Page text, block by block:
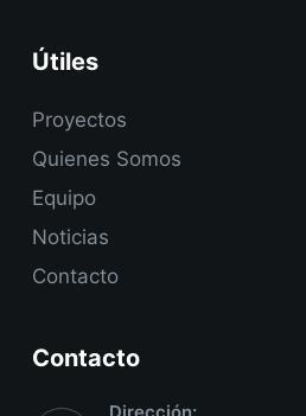
Útiles
Proyectos
Quienes Somos
Equipo
Noticias
Contacto
Contacto